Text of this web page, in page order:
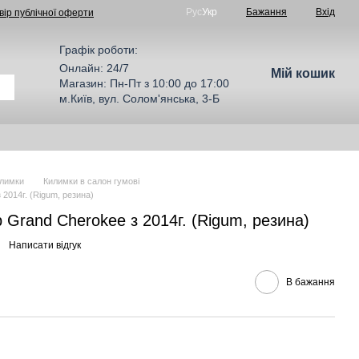
публічної оферти РусУкр Бажання Вхід
Графік роботи:
Онлайн: 24/7
Магазин: Пн-Пт з 10:00 до 17:00
м.Київ, вул. Солом'янська, 3-Б
Мій кошик
Килимки в салон гумові
(Rigum, резина)
Cherokee з 2014г. (Rigum, резина)
Написати відгук
В бажання